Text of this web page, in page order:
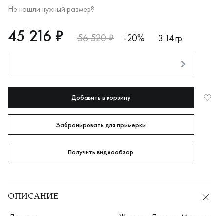
Не нашли нужный размер?
RUB
45216
45 216 ₽ 56 520 ₽ -20%
3.14 гр.
Добавить в корзину
Забронировать для примерки
Получить видеообзор
ОПИСАНИЕ